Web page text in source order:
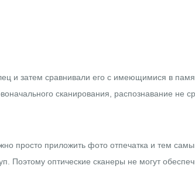
и затем сравнивали его с имеющимися в
сканирования, распознавание не
просто приложить фото отпечатка и тем
Поэтому оптические сканеры не могут